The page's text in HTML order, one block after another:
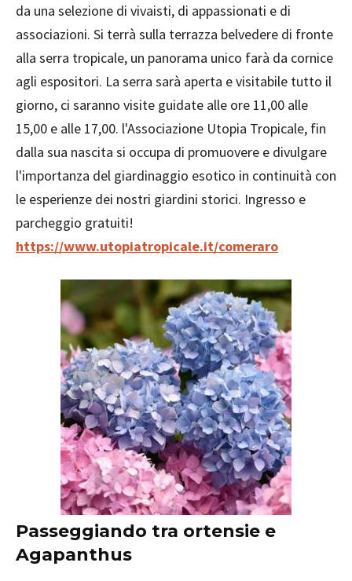
da una selezione di vivaisti, di appassionati e di
associazioni. Si terrà sulla terrazza belvedere di fronte
alla serra tropicale, un panorama unico farà da cornice
agli espositori. La serra sarà aperta e visitabile tutto il
giorno, ci saranno visite guidate alle ore 11,00 alle
15,00 e alle 17,00. l'Associazione Utopia Tropicale, fin
dalla sua nascita si occupa di promuovere e divulgare
l'importanza del giardinaggio esotico in continuità con
le esperienze dei nostri giardini storici. Ingresso e
parcheggio gratuiti!
https://www.utopiatropicale.it/comeraro
Passeggiando tra ortensie e
Agapanthus